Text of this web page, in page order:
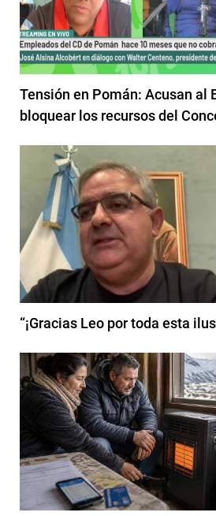
Tensión en Pomán: Acusan al
bloquear los recursos del
“¡Gracias Leo por toda esta